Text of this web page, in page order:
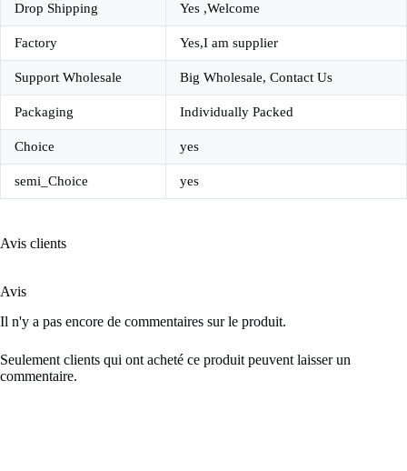
Drop Shipping Yes ,Welcome
Factory Yes,I am supplier
Support Wholesale Big Wholesale, Contact Us
Packaging Individually Packed
Choice yes
semi_Choice yes
Avis clients
Avis
Il n'y a pas encore de commentaires sur le produit.
Seulement clients qui ont acheté ce produit peuvent laisser un
commentaire.